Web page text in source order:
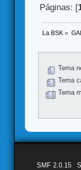
Páginas: [
La BSK »
Tema
Tema
Tema
SMF 2.0.15